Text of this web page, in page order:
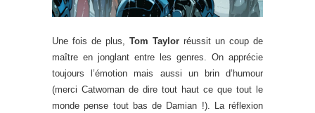
Une fois de plus, Tom Taylor réussit un coup de
maître en jonglant entre les genres. On apprécie
toujours l’émotion mais aussi un brin d’humour
(merci Catwoman de dire tout haut ce que tout le
monde pense tout bas de Damian !). La réflexion